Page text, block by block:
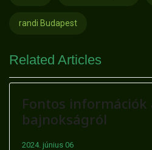
randi Budapest
Related Articles
Fontos információk
bajnokságról
2024. június 06